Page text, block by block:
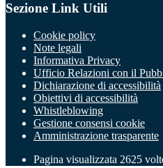
Sezione Link Utili
Cookie policy
Note legali
Informativa Privacy
Ufficio Relazioni con il
Dichiarazione di accessibilità
Obiettivi di accessibilità
Whistleblowing
Gestione consensi cookie
Amministrazione trasparente
Pagina visualizzata 2625